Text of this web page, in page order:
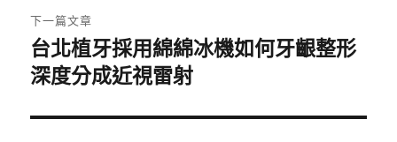
章:
下一篇文章
下
一
文
台北植牙採用綿綿冰機如何牙齦整形
深度分成近視雷射